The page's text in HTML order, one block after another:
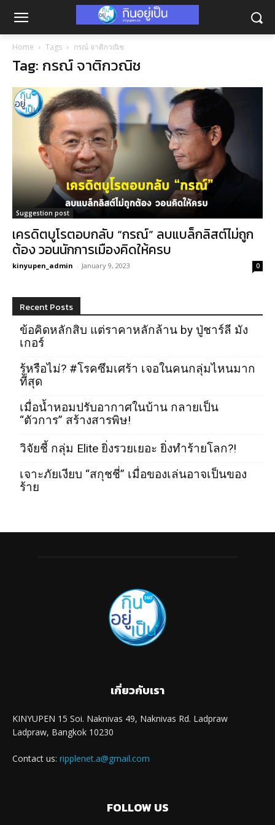
Home Tags กรณ์ จาติกวณิช
Tag: กรณ์ จาติกวณิช
Suggestion post
เครดิตบูโรตอบกลับ “กรณ์” ลบแบล็กลิสต์ไม่ถูก
ต้อง วอนนักการเมืองคิดให้ครบ
kinyupen_admin - January 9, 2023 0
Recent Posts
ข้อคิดหลักสิบ แต่ราคาหลักล้าน by ปู่ชาร์ลี มัง
เกอร์
รู้หรือไม่? #โรคซึมเศร้า เจอในคนกลุ่มไหนมาก
ที่สุด
เมื่อน้ำหอมปรับอากาศในบ้าน กลายเป็น
“ตัวการ” สร้างสารพิษ!
วิจัยชี้ กลุ่ม Elite ยิ่งรวยเยอะ ยิ่งทำร้ายโลก?!
เจาะภัยเงียบ “สกุชชี่” เมื่อของเล่นอาจเป็นของ
ร้าย
เกี่ยวกับเรา
KINYUPEN 15 Soi. Naknivas 49, Naknivas Rd. Ladpraw
Ladpraw, Bangkok 10230
Contact us: ripplenet.a@gmail.com
FOLLOW US